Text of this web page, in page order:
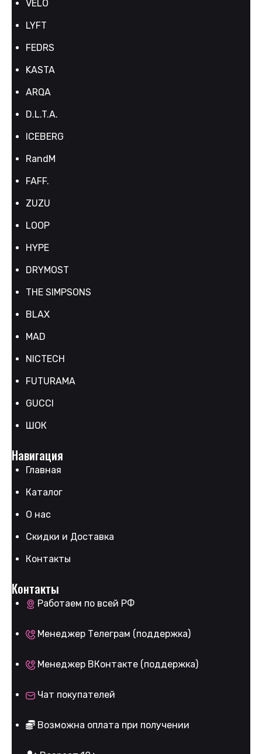
VELO
LYFT
FEDRS
KASTA
ARQA
D.L.T.A.
ICEBERG
RandM
FAFF.
ZUZU
LOOP
HYPE
DRYMOST
THE SIMPSONS
BLAX
MAD
NICTECH
FUTURAMA
GUCCI
ШОК
Навигация
Главная
Каталог
О нас
Скидки и Доставка
Контакты
Контакты
Работаем по всей РФ
Менеджер Телеграм (поддержка)
Менеджер ВКонтакте (поддержка)
Чат покупателей
Возможна оплата при получении